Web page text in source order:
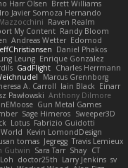
Harr Olsen Brett Williams
Javier Somoza Hernando
Raven Realm
My Content Randy Bloom
Andreas Wetter Edomod
Daniel Phakos
Leung Enrique Gonzalez
GadFlight Charles Herrmann
Marcus Grennborg
A. Carroll Iain Black Einarr
Pawłowski Anthony Dilmore
Gun Metal Games
Sage Himeros Sweeper3D
Lotus Fabrizio Guidotti
World Kevin LomondDesign
tomas Jegregg Travis Lemieux
Gutwin Sara Tarr Shay CT
doctor25th Larry Jenkins sv